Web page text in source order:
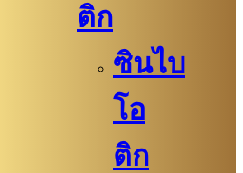
ติก
ซินไบ
โอ
ติก